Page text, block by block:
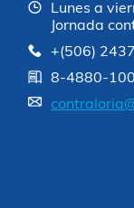
Lunes a
Jornada
+(506)
8-4880-